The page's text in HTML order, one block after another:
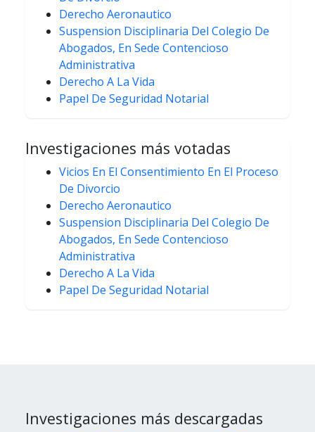
Derecho Aeronautico
Suspension Disciplinaria Del Colegio De
Abogados, En Sede Contencioso
Administrativa
Derecho A La Vida
Papel De Seguridad Notarial
Investigaciones más votadas
Vicios En El Consentimiento En El Proceso
De Divorcio
Derecho Aeronautico
Suspension Disciplinaria Del Colegio De
Abogados, En Sede Contencioso
Administrativa
Derecho A La Vida
Papel De Seguridad Notarial
Investigaciones más descargadas